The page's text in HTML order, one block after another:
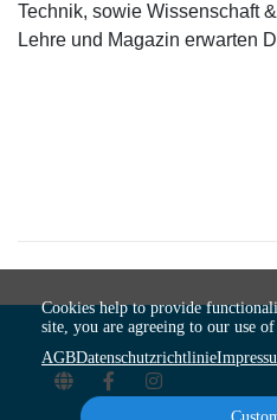
Technik, sowie Wissenschaft
Lehre und Magazin erwarten
Cookies help to provide
site, you are agreeing to our use
AGBDatenschutzrichtlinie